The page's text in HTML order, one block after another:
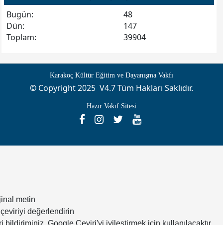
Bugün:
48
Dün:
147
Toplam:
39904
Karakoç Kültür Eğitim ve Dayanışma Vakfı
© Copyright 2025 V4.7 Tüm Hakları Saklıdır.
Hazır Vakıf Sitesi
metin
değerlendirin
bildiriminiz, Google Çeviri'yi iyileştirmek için kullanılacaktır